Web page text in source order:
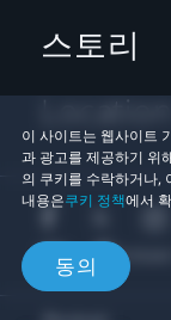
이 사이트는 웹사이트
과 광고를 제공하기 위
의 쿠키를 수락하거나,
내용은쿠키 정책에서
동의
스토리